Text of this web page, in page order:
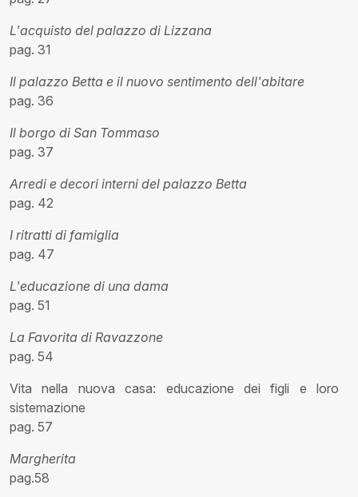
L'acquisto del palazzo di Lizzana
pag. 31
Il palazzo Betta e il nuovo sentimento dell'abitare
pag. 36
Il borgo di San Tommaso
pag. 37
Arredi e decori interni del palazzo Betta
pag. 42
I ritratti di famiglia
pag. 47
L'educazione di una dama
pag. 51
La Favorita di Ravazzone
pag. 54
Vita nella nuova casa: educazione dei figli e loro
sistemazione
pag. 57
Margherita
pag.58